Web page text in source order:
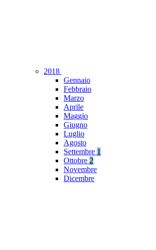
2018
Gennaio
Febbraio
Marzo
Aprile
Maggio
Giugno
Luglio
Agosto
Settembre 1
Ottobre 2
Novembre
Dicembre